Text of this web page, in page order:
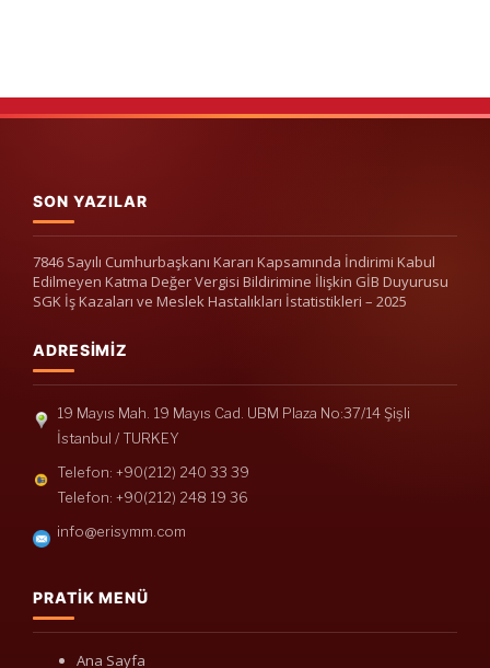
SON YAZILAR
7846 Sayılı Cumhurbaşkanı Kararı Kapsamında İndirimi Kabul
Edilmeyen Katma Değer Vergisi Bildirimine İlişkin GİB Duyurusu
SGK İş Kazaları ve Meslek Hastalıkları İstatistikleri – 2025
ADRESIMIZ
19 Mayıs Mah. 19 Mayıs Cad. UBM Plaza No:37/14 Şişli
İstanbul / TURKEY
Telefon: +90(212) 240 33 39
Telefon: +90(212) 248 19 36
info@erisymm.com
PRATIK MENÜ
Ana Sayfa